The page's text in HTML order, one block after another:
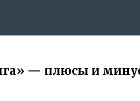
— плюсы и